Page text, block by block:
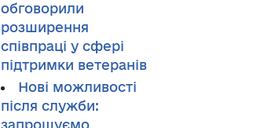
обговорили
розширення
співпраці у сфері
підтримки ветеранів
Нові можливості
після служби:
запрошуємо